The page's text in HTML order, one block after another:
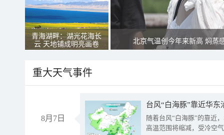
青海湖畔：湖光花海长
云 天地铺成明亮画卷
北京气温创今年来新高 焖蒸
重大天气事件
8月7日
台风“白海豚”靠近华
随着台风“白海豚”的靠近
高温范围将缩减，受冷空